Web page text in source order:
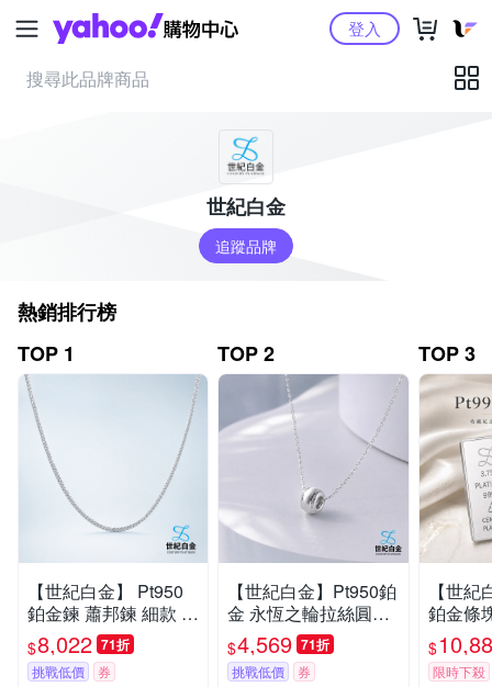
Yahoo購物中心登入
世紀白金
追蹤品牌
熱銷排行榜
TOP 1
【世紀白金】 Pt950
鉑金鍊 蕭邦鍊 細款 女
士素鍊 鉑金項鍊 純淨
百搭鎖骨鍊
$8,022 71折
挑戰低價 券
TOP 2
【世紀白金】Pt950鉑
金 永恆之輪拉絲圓環
吊墜｜白金項鍊 女款
日常百搭 紀念禮物
$4,569 71折
挑戰低價 券
TOP 3
【世
鉑金條
財神
$
限時下殺